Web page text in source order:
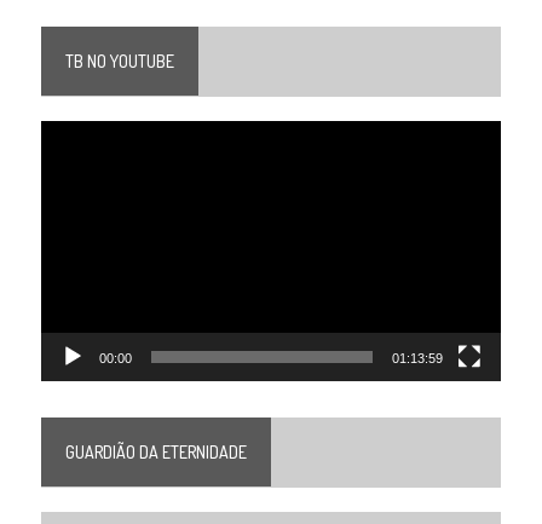
TB NO YOUTUBE
00:00 01:13:59
GUARDIÃO DA ETERNIDADE